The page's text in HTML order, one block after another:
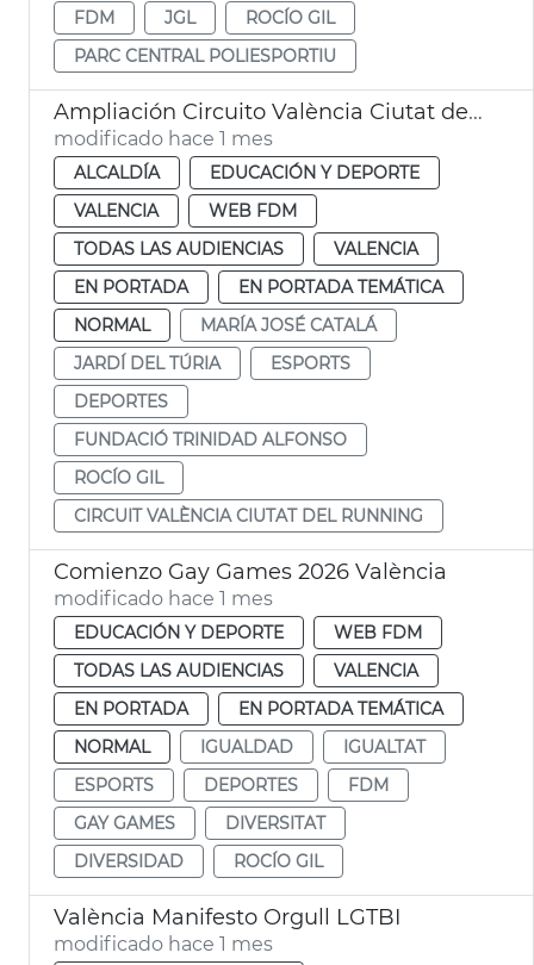
FDM
JGL
ROCÍO GIL
PARC CENTRAL POLIESPORTIU
Ampliación Circuito València Ciutat del Running
modificado hace 1 mes
ALCALDÍA
EDUCACIÓN Y DEPORTE
VALENCIA
WEB FDM
TODAS LAS AUDIENCIAS
VALENCIA
EN PORTADA
EN PORTADA TEMÁTICA
NORMAL
MARÍA JOSÉ CATALÁ
JARDÍ DEL TÚRIA
ESPORTS
DEPORTES
FUNDACIÓ TRINIDAD ALFONSO
ROCÍO GIL
CIRCUIT VALÈNCIA CIUTAT DEL RUNNING
Comienzo Gay Games 2026 València
modificado hace 1 mes
EDUCACIÓN Y DEPORTE
WEB FDM
TODAS LAS AUDIENCIAS
VALENCIA
EN PORTADA
EN PORTADA TEMÁTICA
NORMAL
IGUALDAD
IGUALTAT
ESPORTS
DEPORTES
FDM
GAY GAMES
DIVERSITAT
DIVERSIDAD
ROCÍO GIL
València Manifesto Orgull LGTBI
modificado hace 1 mes